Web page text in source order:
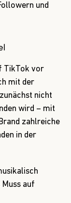
und
TikTok vor
mit der
nicht
wird – mit
zahlreiche
in der
auf